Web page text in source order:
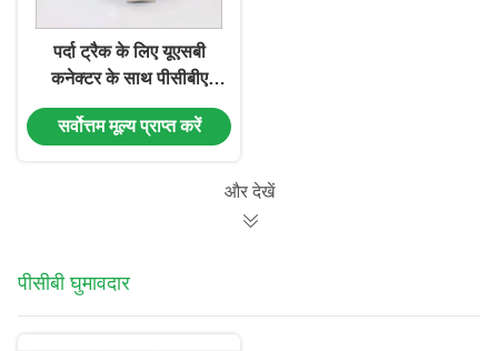
पर्दा ट्रैक के लिए यूएसबी
कनेक्टर के साथ पीसीबीए
प्रिंटेड सर्किट बोर्ड
सर्वोत्तम मूल्य प्राप्त करें
और देखें
पीसीबी घुमावदार